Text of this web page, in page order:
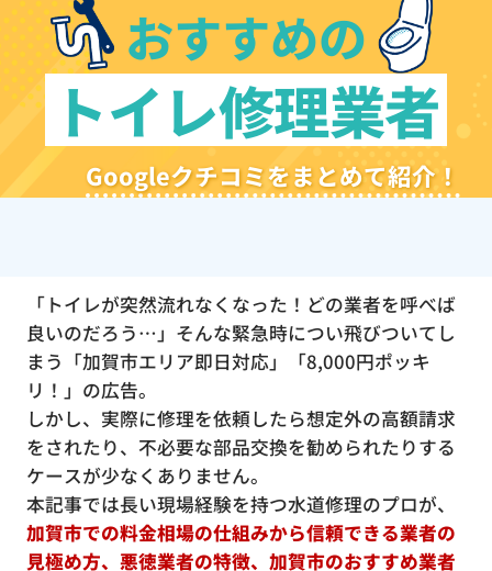
おすすめの
トイレ修理業者
Googleクチコミをまとめて紹介！
「トイレが突然流れなくなった！どの業者を呼べば
良いのだろう…」そんな緊急時につい飛びついてし
まう「加賀市エリア即日対応」「8,000円ポッキ
リ！」の広告。
しかし、実際に修理を依頼したら想定外の高額請求
をされたり、不必要な部品交換を勧められたりする
ケースが少なくありません。
本記事では長い現場経験を持つ水道修理のプロが、
加賀市での料金相場の仕組みから信頼できる業者の
見極め方、悪徳業者の特徴、加賀市のおすすめ業者